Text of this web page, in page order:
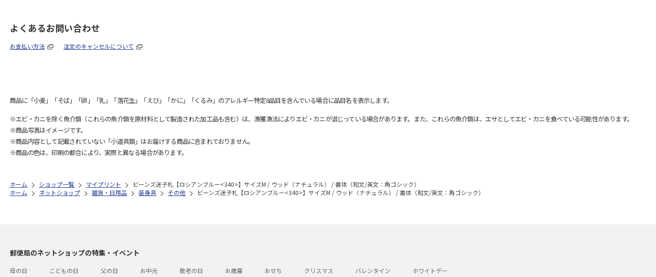
よくあるお問い合わせ
お支払い方法 注文のキャンセルについて
商品に「小麦」「そば」「卵」「乳」「落花生」「えび」「かに」「くるみ」のアレルギー特定8品目を含んでいる場合に品目名を表示します。
※エビ・カニを除く魚介類（これらの魚介類を原材料として製造された加工品も含む）は、漁獲漁法によりエビ・カニが混じっている場合があります。また、これらの魚介類は、エサとしてエビ・カニを食べている可能性があります。
※商品写真はイメージです。
※商品内容として記載されていない「小道具類」はお届けする商品に含まれておりません。
※商品の色は、印刷の都合により、実際と異なる場合があります。
ホーム ショップ一覧 マイプリント
ビーンズ迷子札【ロシアンブルー<340>】サイズM / ウッド（ナチュラル） / 書体（和文/英文：角ゴシック）
ホーム
ネットショップ 雑貨・日用品 装身具 その他 ビーンズ迷子札【ロシアンブルー<340>】サイズM / ウッド（ナチュラル） / 書体（和文/英文：角ゴシック）
郵便局のネットショップの特集・イベント
母の日 こどもの日 父の日 お中元 敬老の日 お歳暮 おせち クリスマス バレンタイン ホワイトデー